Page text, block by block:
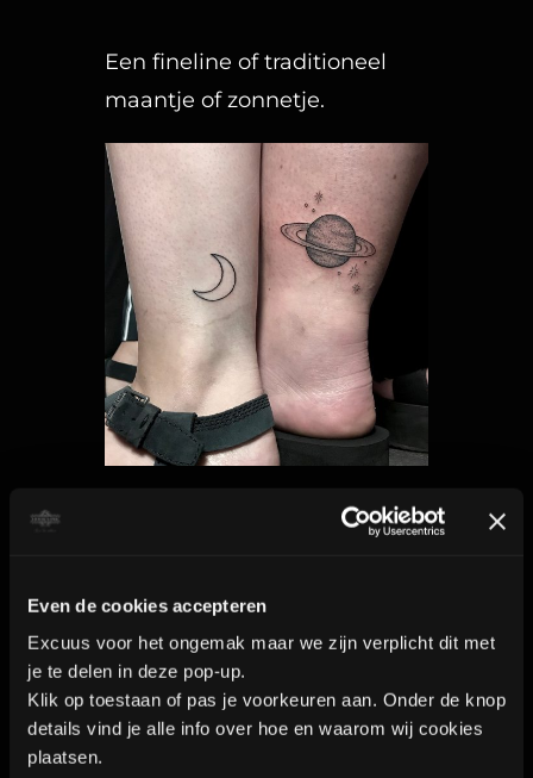
Even de cookies accepteren
Excuus voor het ongemak maar we zijn verplicht dit met
je te delen in deze pop-up.
Klik op toestaan of pas je voorkeuren aan. Onder de knop
details vind je alle info over hoe en waarom wij cookies
plaatsen.
18. Rozen
Tijdloos. De meeste
ontwerpen zien er mooier uit
met de toevoeging van een
roos.
19. Leeuw
De koning van de jungle.
sterrenbeeld.